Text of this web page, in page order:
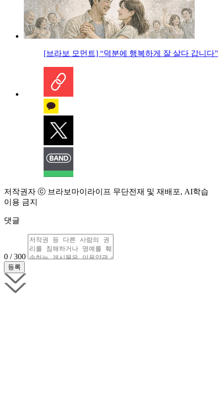
[브라보 모먼트] “덕분에 행복하게 잘 살다 갑니다”
저작권자 ⓒ 브라보마이라이프 무단전재 및 재배포, AI학습
이용 금지
댓글
0 / 300